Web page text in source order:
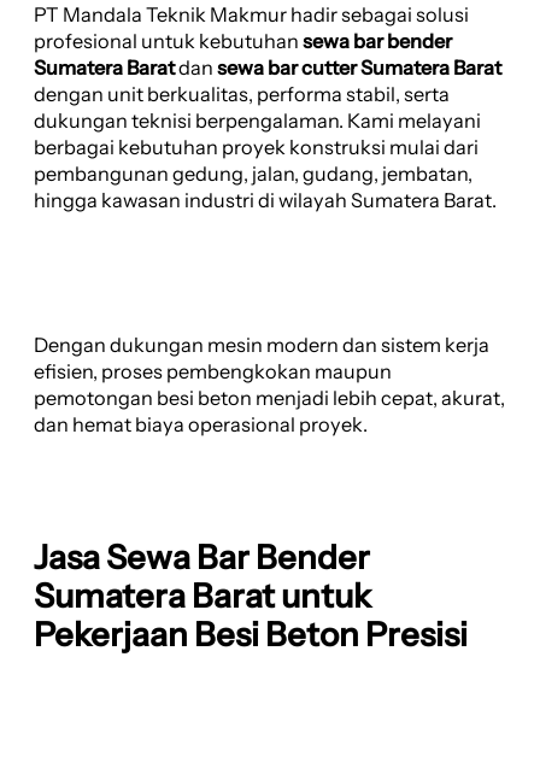
PT Mandala Teknik Makmur hadir sebagai solusi
profesional untuk kebutuhan sewa bar bender
Sumatera Baratdan sewa bar cutter Sumatera Barat
dengan unit berkualitas, performa stabil, serta
dukungan teknisi berpengalaman. Kami melayani
berbagai kebutuhan proyek konstruksi mulai dari
pembangunan gedung, jalan, gudang, jembatan,
hingga kawasan industri di wilayah Sumatera Barat.
Dengan dukungan mesin modern dan sistem kerja
efisien, proses pembengkokan maupun
pemotongan besi beton menjadi lebih cepat, akurat,
dan hemat biaya operasional proyek.
Jasa Sewa Bar Bender
Sumatera Barat untuk
Pekerjaan Besi Beton Presisi